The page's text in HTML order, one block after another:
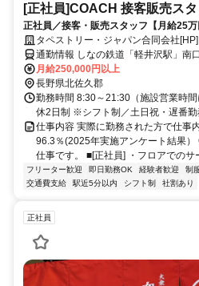
[正社員]COACH 接客販売ス
正社員／接客・販売スタッフ【月給
ムワーク・コミュニケーションを大切に
い方歓迎◆
タペストリー・ジャパン合同会社
プリンスショッピングプラザ内)
通勤情報 しなの鉄道「軽井沢駅」南
OK (規定あり)
月給250,000円以上
長野県北佐久郡
勤務時間 8:30～21:30（施設営業時
休2日制 ※シフト制／土日祝・遅番勤
仕事内容 実際に勤務された方で仕事
96.3％(2025年実施アンケート結果
仕事です。 ■[正社員] ・フロアでのサ
フリーター歓迎 即日勤務OK 経験者歓迎 制
交通費支給
駅近5分以内 シフト制 社割あり
正社員